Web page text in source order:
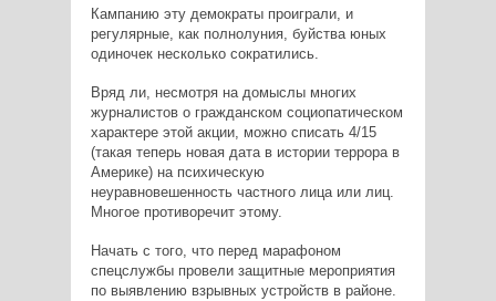
Кампанию эту демократы проиграли, и
регулярные, как полнолуния, буйства юных
одиночек несколько сократились.
Вряд ли, несмотря на домыслы многих
журналистов о гражданском социопатическом
характере этой акции, можно списать 4/15
(такая теперь новая дата в истории террора в
Америке) на психическую
неуравновешенность частного лица или лиц.
Многое противоречит этому.
Начать с того, что перед марафоном
спецслужбы провели защитные мероприятия
по выявлению взрывных устройств в районе.